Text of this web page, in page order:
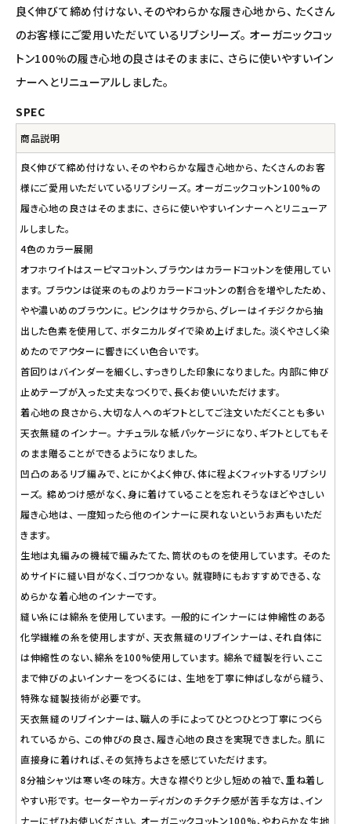
良く伸びて締め付けない、そのやわらかな履き心地から、 たくさん
のお客様にご愛用いただいているリブシリーズ。 オーガニックコッ
トン100%の履き心地の良さはそのままに、 さらに使いやすいイン
ナーへとリニューアルしました。
SPEC
商品説明
良く伸びて締め付けない、そのやわらかな履き心地から、 たくさんのお客
様にご愛用いただいているリブシリーズ。 オーガニックコットン100%の
履き心地の良さはそのままに、 さらに使いやすいインナーへとリニューア
ルしました。
4色のカラー展開
オフホワイトはスーピマコットン、ブラウンはカラードコットンを使用してい
ます。 ブラウンは従来のものよりカラードコットンの割合を増やしたため、
やや濃いめのブラウンに。 ピンクはサクラから、グレーはイチジクから抽
出した色素を使用して、 ボタニカルダイで染め上げました。 淡くやさしく染
めたのでアウターに響きにくい色合いです。
首回りはバインダーを細くし、すっきりした印象になりました。 内部に伸び
止めテープが入った丈夫なつくりで、長くお使いいただけます。
着心地の良さから、大切な人へのギフトとしてご注文いただくことも多い
天衣無縫のインナー。 ナチュラルな紙パッケージになり、ギフトとしてもそ
のまま贈ることができるようになりました。
凹凸のあるリブ編みで、とにかくよく伸び、体に程よくフィットするリブシリ
ーズ。 締めつけ感がなく、身に着けていることを忘れそうなほどやさしい
履き心地は、 一度知ったら他のインナーに戻れないというお声もいただ
きます。
生地は丸編みの機械で編みたてた、筒状のものを使用しています。 そのた
めサイドに縫い目がなく、ゴワつかない。 就寝時にもおすすめできる、な
めらかな着心地のインナーです。
縫い糸には綿糸を使用しています。 一般的にインナーには伸縮性のある
化学繊維の糸を使用しますが、 天衣無縫のリブインナーは、それ自体に
は伸縮性のない、綿糸を100%使用しています。 綿糸で縫製を行い、ここ
まで伸びのよいインナーをつくるには、 生地を丁寧に伸ばしながら縫う、
特殊な縫製技術が必要です。
天衣無縫のリブインナーは、職人の手によってひとつひとつ丁寧につくら
れているから、 この伸びの良さ、履き心地の良さを実現できました。 肌に
直接身に着ければ、その気持ちよさを感じていただけます。
8分袖シャツは寒い冬の味方。 大きな襟ぐりと少し短めの袖で、重ね着し
やすい形です。 セーターやカーディガンのチクチク感が苦手な方は、イン
ナーにぜひお使いください。 オーガニックコットン100%、やわらかな生地